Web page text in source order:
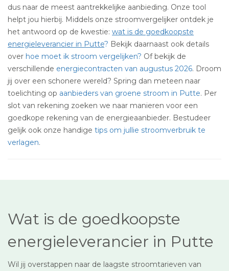
dus naar de meest aantrekkelijke aanbieding. Onze tool
helpt jou hierbij. Middels onze stroomvergelijker ontdek je
het antwoord op de kwestie: wat is de goedkoopste
energieleverancier in Putte? Bekijk daarnaast ook details
over hoe moet ik stroom vergelijken? Of bekijk de
verschillende energiecontracten van augustus 2026. Droom
jij over een schonere wereld? Spring dan meteen naar
toelichting op aanbieders van groene stroom in Putte. Per
slot van rekening zoeken we naar manieren voor een
goedkope rekening van de energieaanbieder. Bestudeer
gelijk ook onze handige tips om jullie stroomverbruik te
verlagen.
Wat is de goedkoopste
energieleverancier in Putte
Wil jij overstappen naar de laagste stroomtarieven van